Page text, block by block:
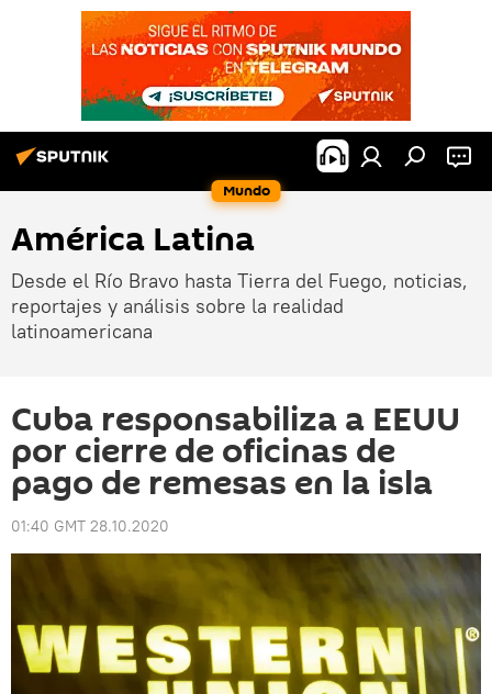
Mundo
América Latina
Desde el Río Bravo hasta Tierra del Fuego, noticias,
reportajes y análisis sobre la realidad
latinoamericana
Cuba responsabiliza a EEUU
por cierre de oficinas de
pago de remesas en la isla
01:40 GMT 28.10.2020